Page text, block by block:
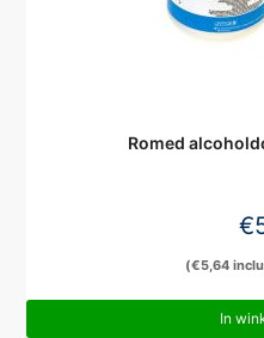
Romed
€
(€5,64
In